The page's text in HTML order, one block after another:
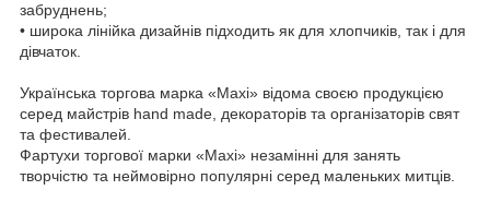
забруднень;
• широка лінійка дизайнів підходить як для хлопчиків, так і для
дівчаток.
Українська торгова марка «Maxi» відома своєю продукцією
серед майстрів hand made, декораторів та організаторів свят
та фестивалей.
Фартухи торгової марки «Maxi» незамінні для занять
творчістю та неймовірно популярні серед маленьких митців.